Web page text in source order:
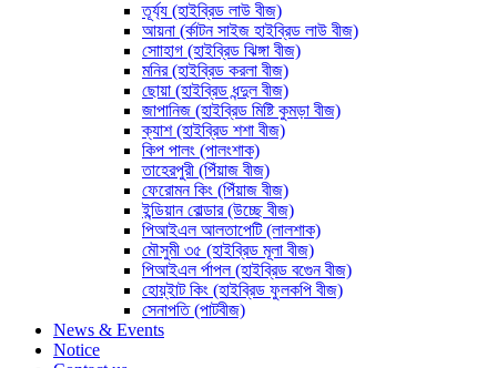
তূর্য্য (হাইব্রিড লাউ বীজ)
আয়না (র্কাটন সাইজ হাইব্রিড লাউ বীজ)
সোাহাগ (হাইব্রিড ঝিঙ্গা বীজ)
মনির (হাইব্রিড করলা বীজ)
ছোয়া (হাইব্রিড ধন্দুল বীজ)
জাপানিজ (হাইব্রিড মিষ্টি কুমড়া বীজ)
ক্যাশ (হাইব্রিড শশা বীজ)
কিপ পালং (পালংশাক)
তাহেরপুরী (পিঁয়াজ বীজ)
ফেরোমন কিং (পিঁয়াজ বীজ)
ইন্ডিয়ান বোল্ডার (উচ্ছে বীজ)
পিআইএল আলতাপেটি (লালশাক)
মৌসুমী ৩৫ (হাইব্রিড মূলা বীজ)
পিআইএল র্পাপল (হাইব্রিড বগেুন বীজ)
হোয়্ইাট কিং (হাইব্রিড ফুলকপি বীজ)
সেনাপতি (পাটবীজ)
News & Events
Notice